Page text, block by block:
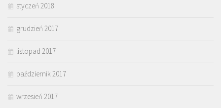
styczeń 2018
grudzień 2017
listopad 2017
październik 2017
wrzesień 2017